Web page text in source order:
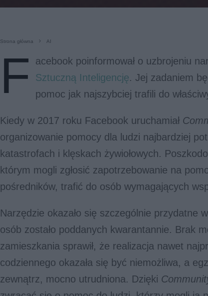
Strona główna AI
F acebook poinformował o uzbrojeniu
Sztuczną Inteligencję. Jej zadaniem
pomoc jak najszybciej trafili do
Kiedy w 2017 roku Facebook uruchamiał
organizowanie pomocy dla ludzi najbardziej
katastrofach i klęskach żywiołowych.
którym mogli zgłosić zapotrzebowanie na
pośredników, trafić do osób wymagających
Narzędzie okazało się szczególnie przydatne
osób zostało poddanych kwarantannie. Brak
zamieszkania sprawił, że realizacja nawet
codziennego okazała się być niemożliwa, a
zewnątrz, mocno utrudniona. Dzięki